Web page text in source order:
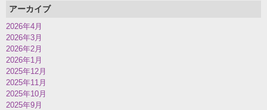
アーカイブ
2026年4月
2026年3月
2026年2月
2026年1月
2025年12月
2025年11月
2025年10月
2025年9月